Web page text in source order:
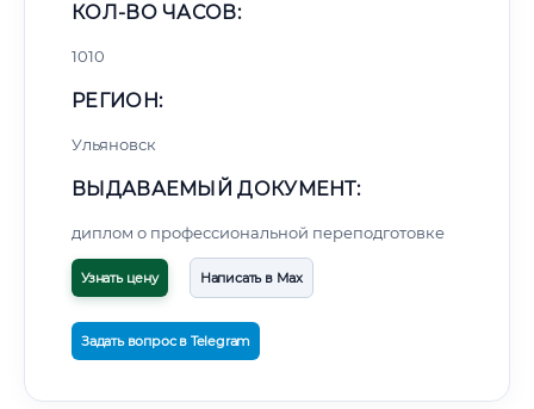
КОЛ-ВО ЧАСОВ:
1010
РЕГИОН:
Ульяновск
ВЫДАВАЕМЫЙ ДОКУМЕНТ:
диплом о профессиональной переподготовке
Узнать цену Написать в Max
Задать вопрос в Telegram